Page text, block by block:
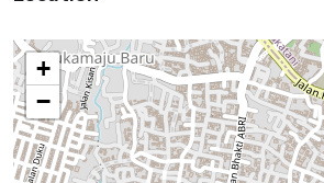
+
−